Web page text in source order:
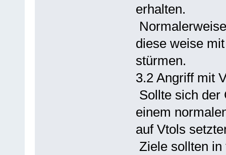
erhalten.
diese weise
stürmen.
3.2 Angriff mit
Sollte sich der
einem
auf Vtols
Ziele sollten